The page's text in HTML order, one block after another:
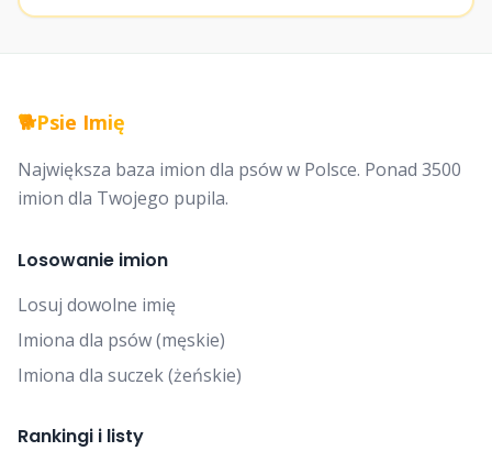
🐕Psie Imię
Największa baza imion dla psów w Polsce. Ponad 3500
imion dla Twojego pupila.
Losowanie imion
Losuj dowolne imię
Imiona dla psów (męskie)
Imiona dla suczek (żeńskie)
Rankingi i listy